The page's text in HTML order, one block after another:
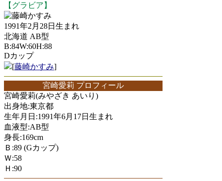
【グラビア】
藤崎かすみ
1991年2月28日生まれ
北海道 AB型
B:84W:60H:88
Dカップ
[藤崎かすみ]
宮崎愛莉 プロフィール
宮崎愛莉(みやざき あいり)
出身地:東京都
生年月日:1991年6月17日生まれ
血液型:AB型
身長:169cm
Ｂ:89 (Gカップ)
Ｗ:58
Ｈ:90